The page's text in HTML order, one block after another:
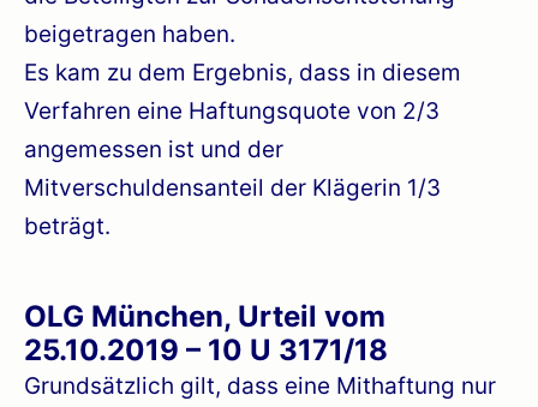
beigetragen haben.
Es kam zu dem Ergebnis, dass in diesem
Verfahren eine Haftungsquote von 2/3
angemessen ist und der
Mitverschuldensanteil der Klägerin 1/3
beträgt.
OLG München, Urteil vom
25.10.2019 – 10 U 3171/18
Grundsätzlich gilt, dass eine Mithaftung nur